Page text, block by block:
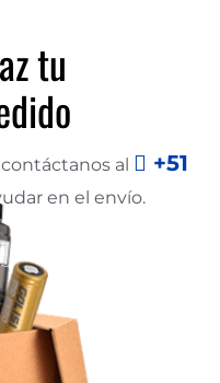
tu
al
+51
en el envío.